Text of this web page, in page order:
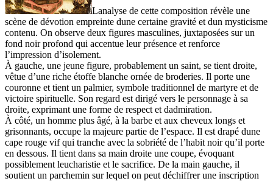
Lanalyse de cette composition révèle une
scène de dévotion empreinte dune certaine gravité et dun mysticisme
contenu. On observe deux figures masculines, juxtaposées sur un
fond noir profond qui accentue leur présence et renforce
l’impression d’isolement.
À gauche, une jeune figure, probablement un saint, se tient droite,
vêtue d’une riche étoffe blanche ornée de broderies. Il porte une
couronne et tient un palmier, symbole traditionnel de martyre et de
victoire spirituelle. Son regard est dirigé vers le personnage à sa
droite, exprimant une forme de respect et dadmiration.
À côté, un homme plus âgé, à la barbe et aux cheveux longs et
grisonnants, occupe la majeure partie de l’espace. Il est drapé dune
cape rouge vif qui tranche avec la sobriété de l’habit noir qu’il porte
en dessous. Il tient dans sa main droite une coupe, évoquant
possiblement leucharistie et le sacrifice. De la main gauche, il
soutient un parchemin sur lequel on peut déchiffrer une inscription